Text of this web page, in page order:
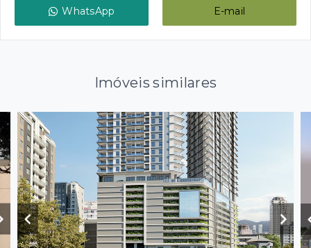
WhatsApp E-mail
Imóveis similares